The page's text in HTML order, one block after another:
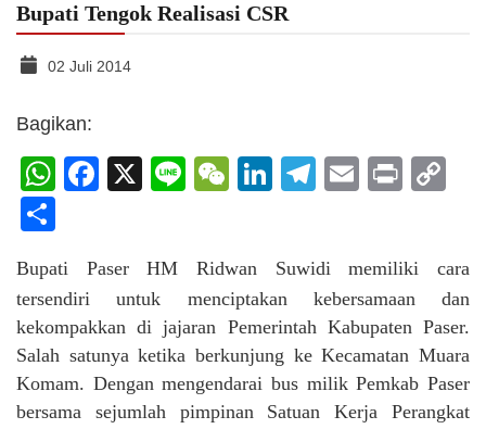
Bupati Tengok Realisasi CSR
02 Juli 2014
Bagikan:
WhatsApp
Facebook
X LineWeChat
LinkedIn
Telegram
Email
Print
Bupati Paser HM Ridwan Suwidi memiliki cara
tersendiri untuk menciptakan kebersamaan dan
kekompakkan di jajaran Pemerintah Kabupaten Paser.
Salah satunya ketika berkunjung ke Kecamatan Muara
Komam. Dengan mengendarai bus milik Pemkab Paser
bersama sejumlah pimpinan Satuan Kerja Perangkat